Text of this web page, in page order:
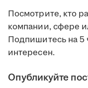
Посмотрите, кто
компании, сфере
Подпишитесь на 5
интересен.
Опубликуйте